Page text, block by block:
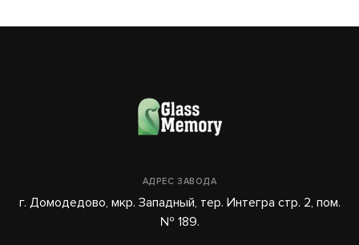
АДРЕС ЗАВОДА
г. Домодедово, мкр. Западный, тер. Интегра стр. 2, пом.
№ 189.